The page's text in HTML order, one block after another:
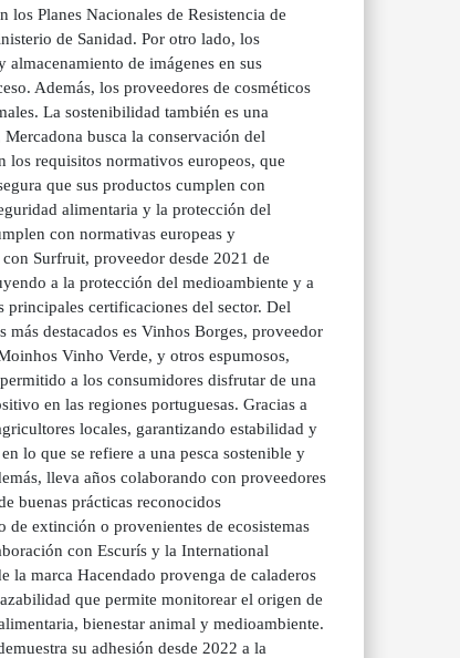
Planes Nacionales de Resistencia de
de Sanidad. Por otro lado, los
de imágenes en sus
Además, los proveedores de cosméticos
La sostenibilidad también es una
busca la conservación del
los requisitos normativos europeos, que
que sus productos cumplen con
alimentaria y la protección del
con normativas europeas y
Surfruit, proveedor desde 2021 de
a la protección del medioambiente y a
certificaciones del sector. Del
destacados es Vinhos Borges, proveedor
Vinho Verde, y otros espumosos,
a los consumidores disfrutar de una
en las regiones portuguesas. Gracias a
locales, garantizando estabilidad y
lo que se refiere a una pesca sostenible y
lleva años colaborando con proveedores
buenas prácticas reconocidos
extinción o provenientes de ecosistemas
con Escurís y la International
la marca Hacendado provenga de caladeros
que permite monitorear el origen de
bienestar animal y medioambiente.
su adhesión desde 2022 a la